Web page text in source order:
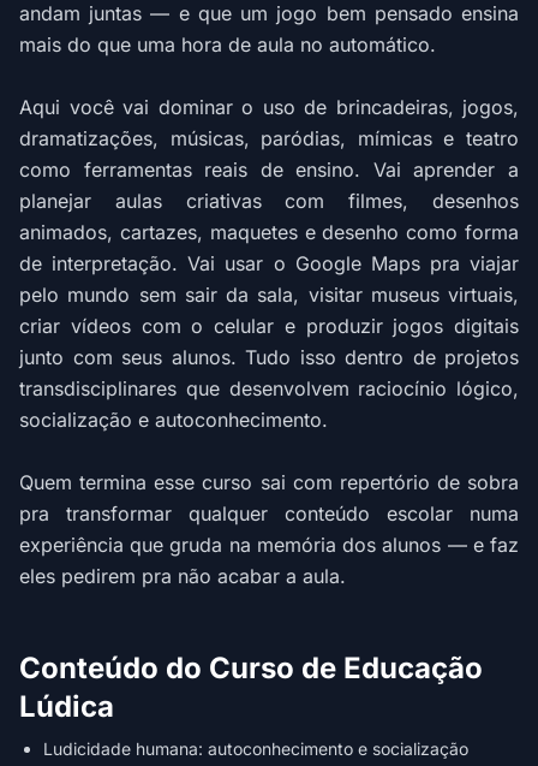
andam juntas — e que um jogo bem pensado ensina
mais do que uma hora de aula no automático.
Aqui você vai dominar o uso de brincadeiras, jogos,
dramatizações, músicas, paródias, mímicas e teatro
como ferramentas reais de ensino. Vai aprender a
planejar aulas criativas com filmes, desenhos
animados, cartazes, maquetes e desenho como forma
de interpretação. Vai usar o Google Maps pra viajar
pelo mundo sem sair da sala, visitar museus virtuais,
criar vídeos com o celular e produzir jogos digitais
junto com seus alunos. Tudo isso dentro de projetos
transdisciplinares que desenvolvem raciocínio lógico,
socialização e autoconhecimento.
Quem termina esse curso sai com repertório de sobra
pra transformar qualquer conteúdo escolar numa
experiência que gruda na memória dos alunos — e faz
eles pedirem pra não acabar a aula.
Conteúdo do Curso de Educação
Lúdica
Ludicidade humana: autoconhecimento e socialização